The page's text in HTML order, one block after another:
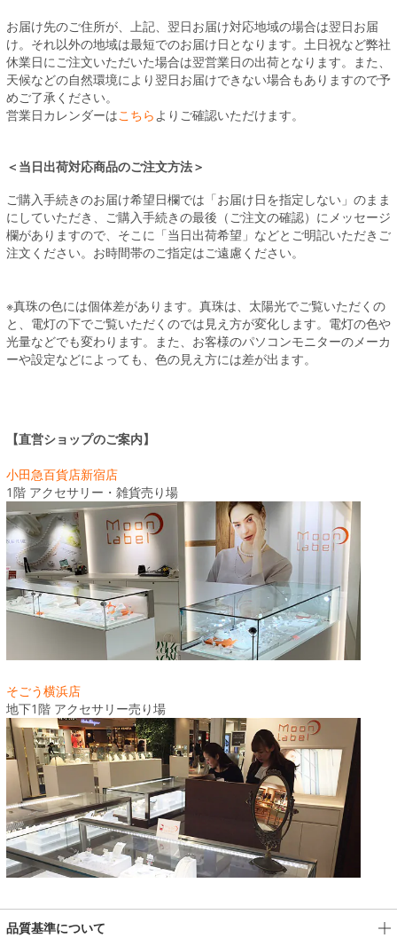
お届け先のご住所が、上記、翌日お届け対応地域の場合は翌日お届
け。それ以外の地域は最短でのお届け日となります。土日祝など弊社
休業日にご注文いただいた場合は翌営業日の出荷となります。また、
天候などの自然環境により翌日お届けできない場合もありますので予
めご了承ください。
営業日カレンダーはこちら よりご確認いただけます。
＜当日出荷対応商品のご注文方法＞
ご購入手続きのお届け希望日欄では「お届け日を指定しない」のまま
にしていただき、ご購入手続きの最後（ご注文の確認）にメッセージ
欄がありますので、そこに「当日出荷希望」などとご明記いただきご
注文ください。お時間帯のご指定はご遠慮ください。
※真珠の色には個体差があります。真珠は、太陽光でご覧いただくの
と、電灯の下でご覧いただくのでは見え方が変化します。電灯の色や
光量などでも変わります。また、お客様のパソコンモニターのメーカ
ーや設定などによっても、色の見え方には差が出ます。
【直営ショップのご案内】
小田急百貨店新宿店
1階 アクセサリー・雑貨売り場
そごう横浜店
地下1階 アクセサリー売り場
品質基準について